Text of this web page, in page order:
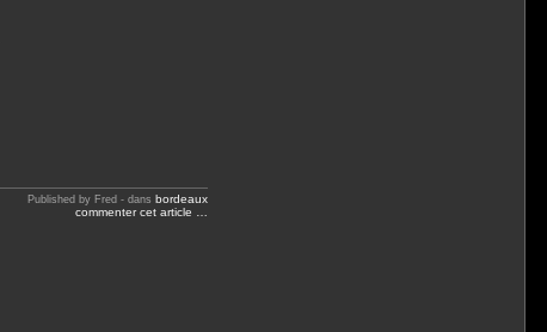
Published by Fred -dans bordeaux
commenter cet article